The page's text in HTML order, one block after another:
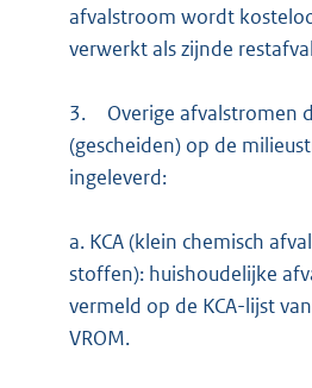
afvalstroom wordt
verwerkt als zijnde
3.
Overige afvalstromen
(gescheiden) op de
ingeleverd:
a. KCA (klein chemisch
stoffen): huishoudelijke
vermeld op de KCA-lijst
VROM.